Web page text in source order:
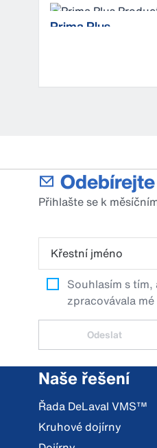
Prima Plus
Přihlašte se k
Křestní jméno
Souhlasím s
zpracovávala
Odeslat
Naše řešení
Řada DeLaval VMS™
Kruhové dojírny